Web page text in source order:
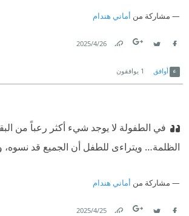
مشاركة من أماني هندام
26‏/4‏/2025
أوافق 1 يوافقون
في الطفولة لا يوجد شيء أكثر رعباً من
الظلمة… ويتراءى للطفل أن الجميع قد نسوه،
مشاركة من أماني هندام
25‏/4‏/2025